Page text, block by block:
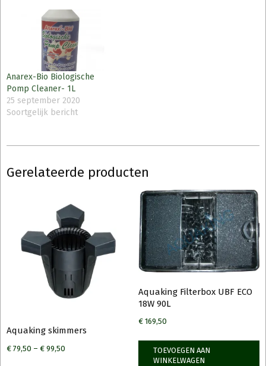
Anarex-Bio Biologische
Pomp Cleaner- 1L
25 september 2020
Soortgelijk bericht
Gerelateerde producten
Aquaking skimmers
€ 79,50 – € 99,50
Aquaking Filterbox UBF ECO
18W 90L
€169,50
TOEVOEGEN AAN
WINKELWAGEN